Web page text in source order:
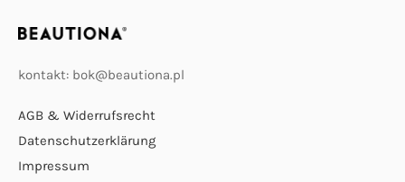
kontakt: bok@beautiona.pl
AGB & Widerrufsrecht
Datenschutzerklärung
Impressum